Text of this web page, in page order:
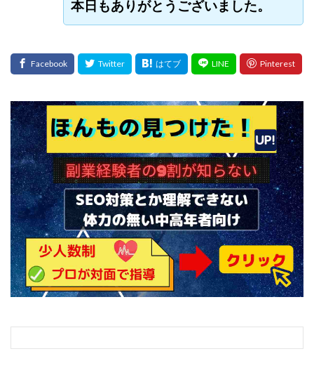
本日もありがとうございました。
センタービレッジ合同会社
ソウルメイト(SOUL MATE)
スマホふくぎょうのおしごと！
チャプロ
ちょこスマ
ちょこっと
ちょこプラ(choco+)
トラスト株式会社
ドリームクラフターズ
ドリームテック合同会社
ドリームワーク
スマホを使って稼ぐ方法
スマホひとつでらくらく副業
トレンド
スマートジョブnet
サクッとお仕事サービス
サクッと毎日5万円
サポーターズファミリー(supporter's family)
サルでも出来る!最新のお金の稼ぎ方
ジーニアスブラックボックス
スーパースマイル(SUPER SMILE)
スクエア株式会社
スター・プラチナ
スマート副業
スマホのビジネス
スマート資産形成(LDF)